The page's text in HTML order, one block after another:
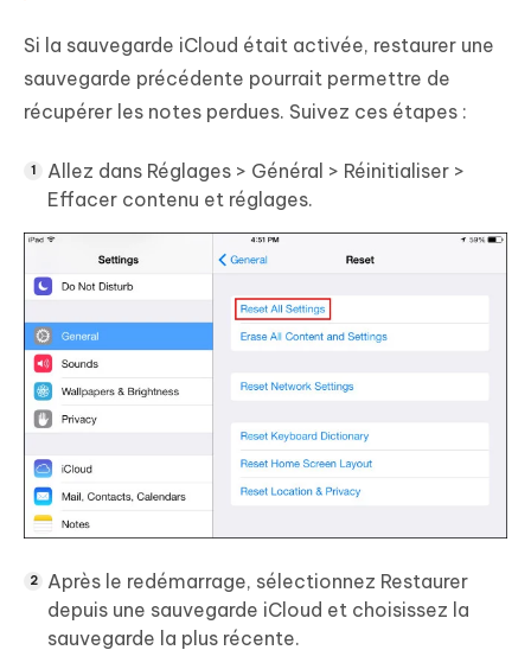
Si la sauvegarde iCloud était activée, restaurer une
sauvegarde précédente pourrait permettre de
récupérer les notes perdues. Suivez ces étapes :
Allez dans Réglages > Général > Réinitialiser >
Effacer contenu et réglages.
Après le redémarrage, sélectionnez Restaurer
depuis une sauvegarde iCloud et choisissez la
sauvegarde la plus récente.